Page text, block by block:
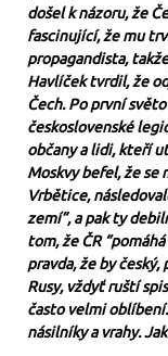
došel k názoru, že
fascinující, že mu
propagandista,
Havlíček tvrdil, že
Čech. Po první
československé
občany a lidi, kteří
Moskvy befel, že se
Vrbětice,
zemí”, a pak ty
tom, že ČR
pravda, že by
Rusy, vždyť ruští
často velmi
násilníky a vrahy.